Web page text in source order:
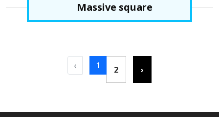
Massive square
‹ 1 2 ›